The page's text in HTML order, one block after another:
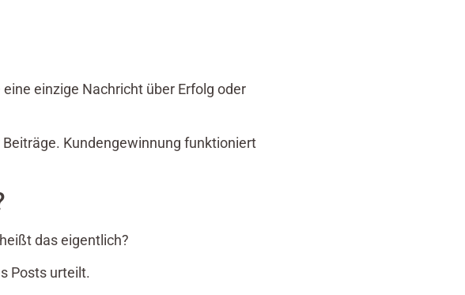
einzige Nachricht über Erfolg oder
Kundengewinnung funktioniert
das eigentlich?
Posts urteilt.